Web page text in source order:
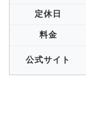
定休日
料金
公式サイト